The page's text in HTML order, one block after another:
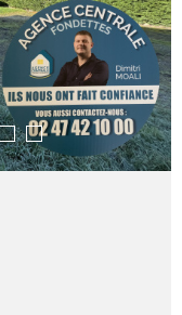
NOTRE